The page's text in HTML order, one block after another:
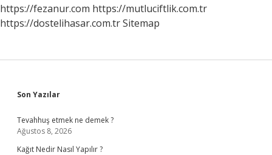
https://fezanur.com https://mutluciftlik.com.tr
https://dostelihasar.com.trSitemap
Sidebar
Son Yazılar
Tevahhuş etmek ne demek ?
Ağustos 8, 2026
Kağıt Nedir Nasıl Yapılır ?